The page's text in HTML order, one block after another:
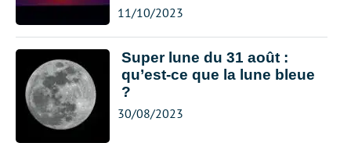
11/10/2023
Super lune du 31 août :
qu’est-ce que la lune bleue
?
30/08/2023